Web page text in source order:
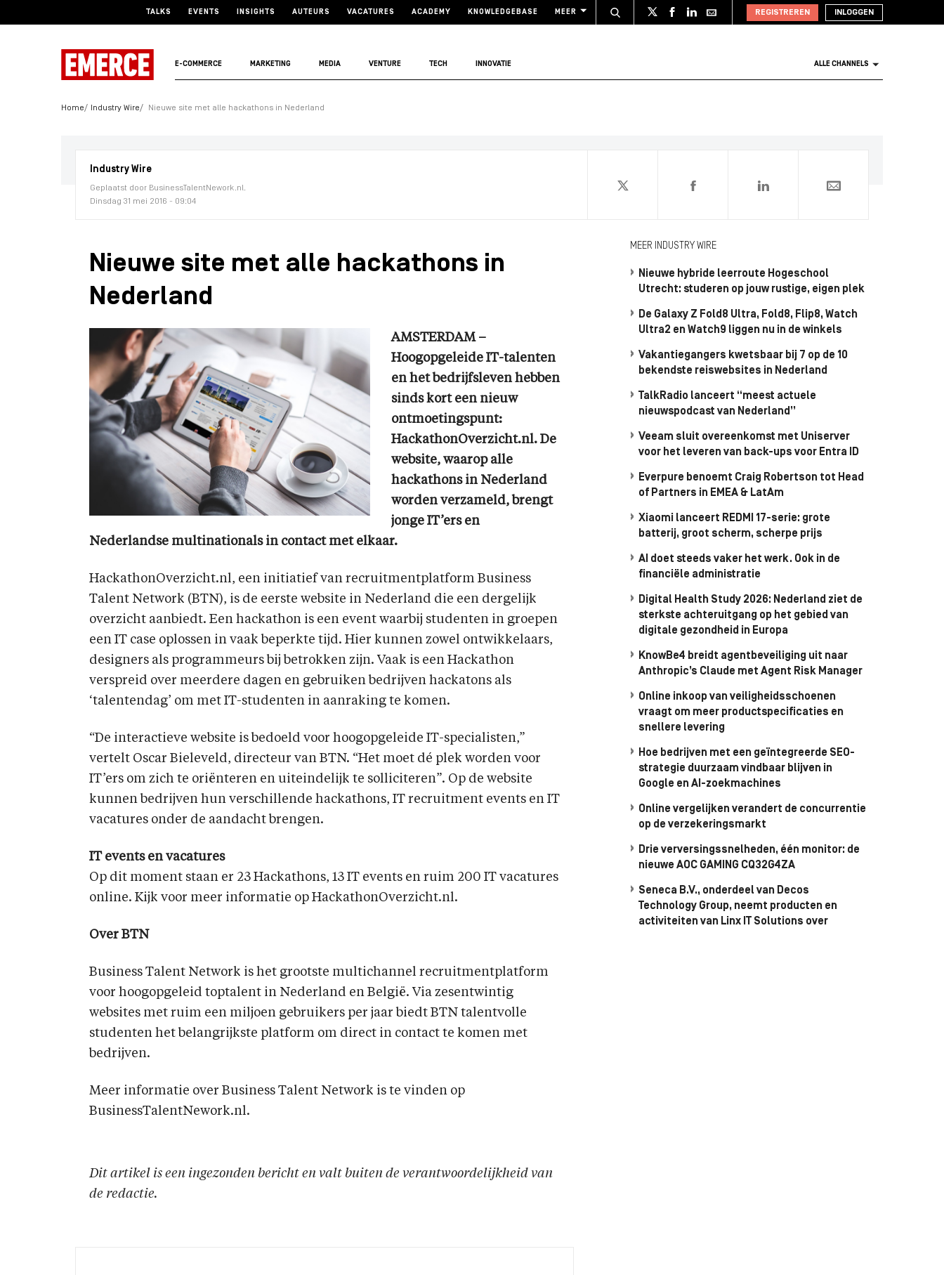
TALKS EVENTS INSIGHTS AUTEURS VACATURES ACADEMY KNOWLEDGEBASE MEER REGISTREREN INLOGGEN
E-COMMERCE MARKETING MEDIA VENTURE TECH INNOVATIE ALLE CHANNELS
Home Industry Wire Nieuwe site met alle hackathons in Nederland
Industry Wire
Geplaatst door BusinessTalentNework.nl.
Dinsdag 31 mei 2016 - 09:04
0
Nieuwe site met alle hackathons in
Nederland
AMSTERDAM –
Hoogopgeleide IT-talenten
en het bedrijfsleven hebben
sinds kort een nieuw
ontmoetingspunt:
HackathonOverzicht.nl. De
website, waarop alle
hackathons in Nederland
worden verzameld, brengt
jonge IT’ers en
Nederlandse multinationals in contact met elkaar.
HackathonOverzicht.nl, een initiatief van recruitmentplatform Business
Talent Network (BTN), is de eerste website in Nederland die een dergelijk
overzicht aanbiedt. Een hackathon is een event waarbij studenten in groepen
een IT case oplossen in vaak beperkte tijd. Hier kunnen zowel ontwikkelaars,
designers als programmeurs bij betrokken zijn. Vaak is een Hackathon
verspreid over meerdere dagen en gebruiken bedrijven hackatons als
‘talentendag’ om met IT-studenten in aanraking te komen.
“De interactieve website is bedoeld voor hoogopgeleide IT-specialisten,”
vertelt Oscar Bieleveld, directeur van BTN. “Het moet dé plek worden voor
IT’ers om zich te oriënteren en uiteindelijk te solliciteren”. Op de website
kunnen bedrijven hun verschillende hackathons, IT recruitment events en IT
vacatures onder de aandacht brengen.
IT events en vacatures
Op dit moment staan er 23 Hackathons, 13 IT events en ruim 200 IT vacatures
online. Kijk voor meer informatie op HackathonOverzicht.nl.
Over BTN
Business Talent Network is het grootste multichannel recruitmentplatform
voor hoogopgeleid toptalent in Nederland en België. Via zesentwintig
websites met ruim een miljoen gebruikers per jaar biedt BTN talentvolle
studenten het belangrijkste platform om direct in contact te komen met
bedrijven.
Meer informatie over Business Talent Network is te vinden op
BusinessTalentNework.nl.
Dit artikel is een ingezonden bericht en valt buiten de verantwoordelijkheid van
de redactie.
MEER INDUSTRY WIRE
Nieuwe hybride leerroute Hogeschool
Utrecht: studeren op jouw rustige, eigen plek
De Galaxy Z Fold8 Ultra, Fold8, Flip8, Watch
Ultra2 en Watch9 liggen nu in de winkels
Vakantiegangers kwetsbaar bij 7 op de 10
bekendste reiswebsites in Nederland
TalkRadio lanceert “meest actuele
nieuwspodcast van Nederland”
Veeam sluit overeenkomst met Uniserver
voor het leveren van back-ups voor Entra ID
Everpure benoemt Craig Robertson tot Head
of Partners in EMEA & LatAm
Xiaomi lanceert REDMI 17-serie: grote
batterij, groot scherm, scherpe prijs
AI doet steeds vaker het werk. Ook in de
financiële administratie
Digital Health Study 2026: Nederland ziet de
sterkste achteruitgang op het gebied van
digitale gezondheid in Europa
KnowBe4 breidt agentbeveiliging uit naar
Anthropic’s Claude met Agent Risk Manager
Online inkoop van veiligheidsschoenen
vraagt om meer productspecificaties en
snellere levering
Hoe bedrijven met een geïntegreerde SEO-
strategie duurzaam vindbaar blijven in
Google en AI-zoekmachines
Online vergelijken verandert de concurrentie
op de verzekeringsmarkt
Drie verversingssnelheden, één monitor: de
nieuwe AOC GAMING CQ32G4ZA
Seneca B.V., onderdeel van Decos
Technology Group, neemt producten en
activiteiten van Linx IT Solutions over